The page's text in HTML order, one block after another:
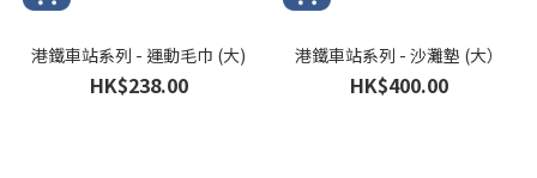
港鐵車站系列 - 運動毛巾 (大)
HK$238.00
港鐵車站系列 - 沙灘墊 (大）
HK$400.00